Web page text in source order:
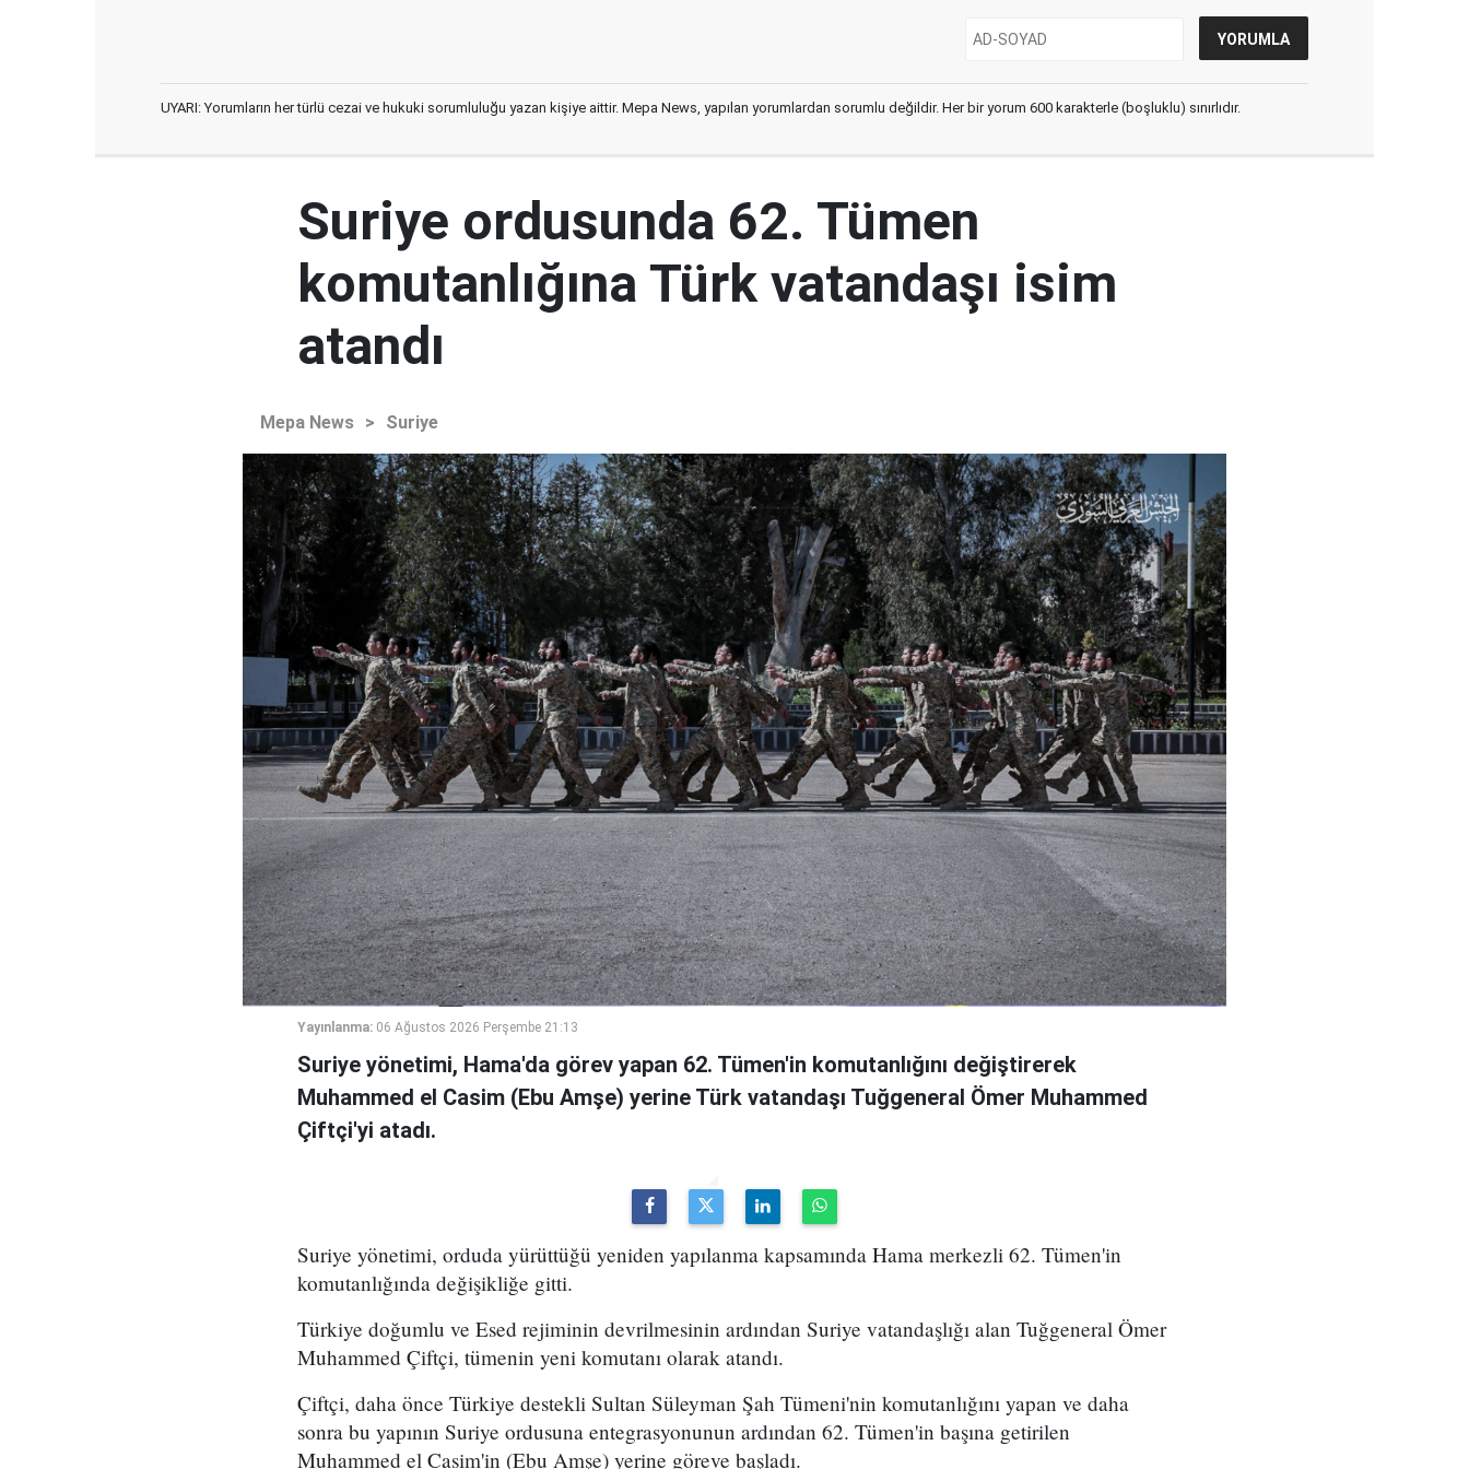
UYARI: Yorumların her türlü cezai ve hukuki sorumluluğu yazan kişiye aittir. Mepa News, yapılan yorumlardan sorumlu değildir. Her bir yorum 600 karakterle (boşluklu) sınırlıdır.
Suriye ordusunda 62. Tümen
komutanlığına Türk vatandaşı isim
atandı
Mepa News > Suriye
Yayınlanma: 06 Ağustos 2026 Perşembe 21:13
Suriye yönetimi, Hama'da görev yapan 62. Tümen'in komutanlığını değiştirerek
Muhammed el Casim (Ebu Amşe) yerine Türk vatandaşı Tuğgeneral Ömer Muhammed
Çiftçi'yi atadı.
Suriye yönetimi, orduda yürüttüğü yeniden yapılanma kapsamında Hama merkezli 62. Tümen'in
komutanlığında değişikliğe gitti.
Türkiye doğumlu ve Esed rejiminin devrilmesinin ardından Suriye vatandaşlığı alan Tuğgeneral Ömer
Muhammed Çiftçi, tümenin yeni komutanı olarak atandı.
Çiftçi, daha önce Türkiye destekli Sultan Süleyman Şah Tümeni'nin komutanlığını yapan ve daha
sonra bu yapının Suriye ordusuna entegrasyonunun ardından 62. Tümen'in başına getirilen
Muhammed el Casim'in (Ebu Amşe) yerine göreve başladı.